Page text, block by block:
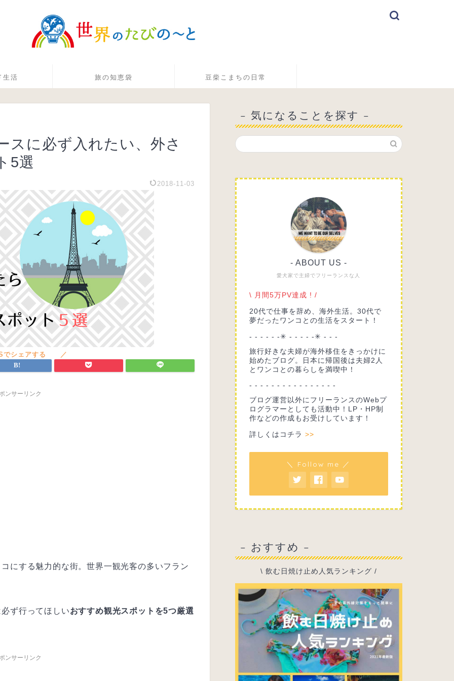
生活 旅の知恵袋 豆柴こまちの日常
スに必ず入れたい、外さ
5選
2018-11-03
ンサーリンク
にする魅力的な街。世界一観光客の多いフラン
ず行ってほしいおすすめ観光スポットを5つ厳選
ンサーリンク
– 気になることを探す –
愛犬家で主婦でフリーランスな人
- ABOUT US -
\ 月間5万PV達成 ! /
20代で仕事を辞め、海外生活。30代で
夢だったワンコとの生活をスタート！
- - - - - -✳︎ - - - - -✳︎ - - -
旅行好きな夫婦が海外移住をきっかけに
始めたブログ。日本に帰国後は夫婦2人
とワンコとの暮らしを満喫中！
- - - - - - - - - - - - - - - -
ブログ運営以外にフリーランスのWebプ
ログラマーとしても活動中！LP・HP制
作などの作成もお受けしています！
詳しくはコチラ >>
＼ Follow me ／
– おすすめ –
\ 飲む日焼け止め人気ランキング /